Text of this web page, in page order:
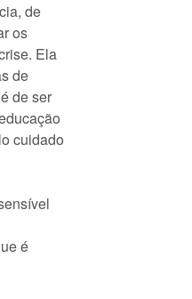
de
os
Ela
de
de ser
cuidado
é